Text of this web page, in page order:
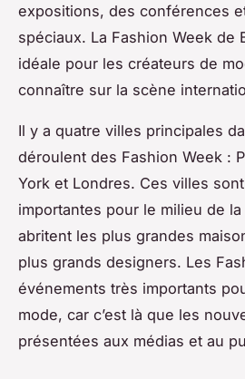
expositions, des conférences
spéciaux. La Fashion Week de
idéale pour les créateurs de
connaître sur la scène
Il y a quatre villes principales
déroulent des Fashion Week :
York et Londres. Ces villes
importantes pour le milieu de
abritent les plus grandes
plus grands designers. Les
événements très importants
mode, car c’est là que les
présentées aux médias et au